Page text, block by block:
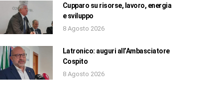
Cupparo su risorse, lavoro, energia
e sviluppo
8 Agosto 2026
Latronico: auguri all’Ambasciatore
Cospito
8 Agosto 2026